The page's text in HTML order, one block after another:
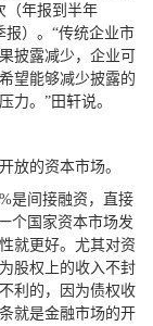
（年报到半年
报）。“传统企业市
披露减少，企业可
望能够减少披露的
力。”田轩说。
放的资本市场。
是间接融资，直接
个国家资本市场发
就更好。尤其对资
股权上的收入不封
利的，因为债权收
就是金融市场的开